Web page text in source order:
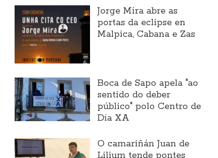
Jorge Mira abre as
portas da eclipse en
Malpica, Cabana e Zas
Boca de Sapo apela "ao
sentido do deber
público" polo Centro de
Día XA
O camariñán Juan de